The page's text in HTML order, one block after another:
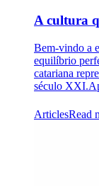
A cultura
Bem-vindo a
equilíbrio
catariana
século
ArticlesRead